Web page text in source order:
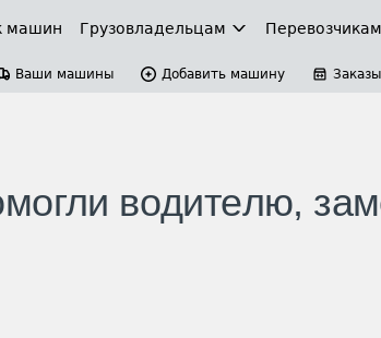
машин Грузовладельцам Перевозчикам
Ваши машины Добавить машину Заказы
вoдитeлю,